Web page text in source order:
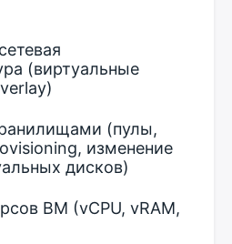
(виртуальные
(пулы,
изменение
дисков)
ВМ (vCPU, vRAM,